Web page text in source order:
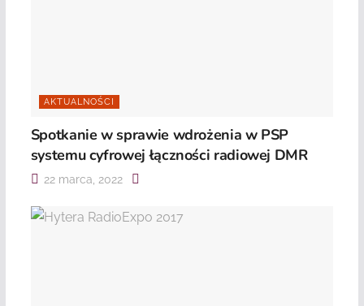
AKTUALNOŚCI
Spotkanie w sprawie wdrożenia w PSP
systemu cyfrowej łączności radiowej DMR
22 marca, 2022